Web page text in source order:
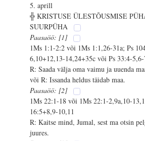
5. aprill
╬ KRISTUSE ÜLESTÕUSMISE
SUURPÜHA
Paasaöö: [1]
1Ms 1:1-2:2 või 1Ms 1:1,26-31a; Ps
6,10+12,13-14,24+35c või Ps 33:4-
R: Saada välja oma vaimu ja uuenda
või R: Issanda heldus täidab maa.
Paasaöö: [2]
1Ms 22:1-18 või 1Ms 22:1-2,9a,10-
16:5+8,9-10,11
R: Kaitse mind, Jumal, sest ma otsin
juures.